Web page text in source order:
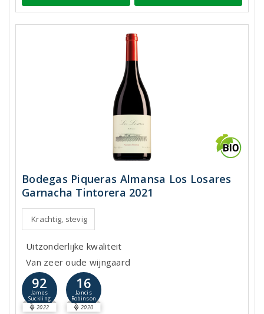
Bodegas Piqueras Almansa Los Losares
Garnacha Tintorera 2021
Krachtig, stevig
Uitzonderlijke kwaliteit
Van zeer oude wijngaard
92
James
Suckling
2022
16
Jancis
Robinson
2020